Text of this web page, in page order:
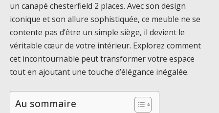
un canapé chesterfield 2 places. Avec son design
iconique et son allure sophistiquée, ce meuble ne se
contente pas d’être un simple siège, il devient le
véritable cœur de votre intérieur. Explorez comment
cet incontournable peut transformer votre espace
tout en ajoutant une touche d’élégance inégalée.
Au sommaire